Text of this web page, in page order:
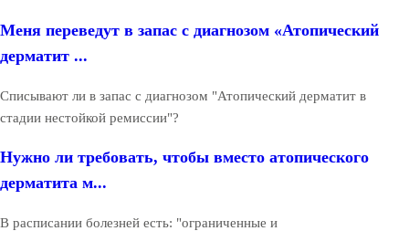
Меня переведут в запас с диагнозом «Атопический
дерматит ...
Списывают ли в запас с диагнозом "Атопический дерматит в
стадии нестойкой ремиссии"?
Нужно ли требовать, чтобы вместо атопического
дерматита м...
В расписании болезней есть: "ограниченные и